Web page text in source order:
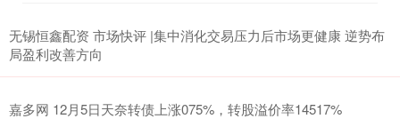
无锡恒鑫配资 市场快评 |集中消化交易压力后市场更健康 逆势布
局盈利改善方向
嘉多网 12月5日天奈转债上涨075%，转股溢价率14517%